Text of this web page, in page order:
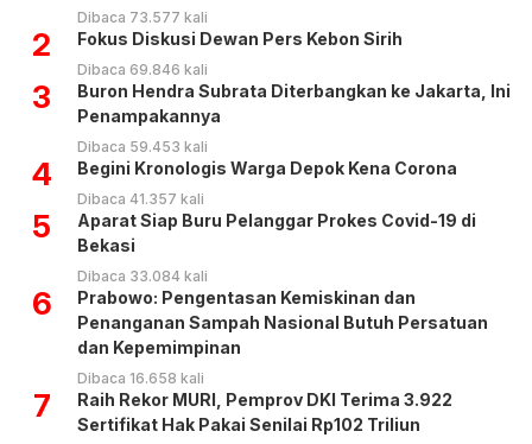
Dibaca 73.577 kali
2 Fokus Diskusi Dewan Pers Kebon Sirih
Dibaca 69.846 kali
3
Buron Hendra Subrata Diterbangkan ke Jakarta, Ini
Penampakannya
Dibaca 59.453 kali
4 Begini Kronologis Warga Depok Kena Corona
Dibaca 41.357 kali
5
Aparat Siap Buru Pelanggar Prokes Covid-19 di
Bekasi
Dibaca 33.084 kali
6
Prabowo: Pengentasan Kemiskinan dan
Penanganan Sampah Nasional Butuh Persatuan
dan Kepemimpinan
Dibaca 16.658 kali
7
Raih Rekor MURI, Pemprov DKI Terima 3.922
Sertifikat Hak Pakai Senilai Rp102 Triliun